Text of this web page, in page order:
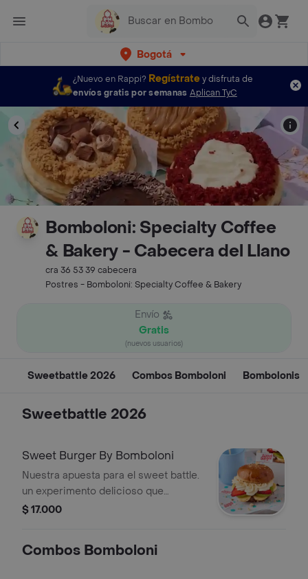
Bogotá
¿Nuevo en Rappi? Regístratey disfruta de
envíos gratis por semanas Aplican TyC
Bomboloni: Specialty Coffee
& Bakery - Cabecera del Llano
cra 36 53 39 cabecera
Postres - Bomboloni: Specialty Coffee & Bakery
Envío
Gratis
(nuevos usuarios)
Sweetbattle 2026 Combos Bomboloni Bombolonis
Sweetbattle 2026
Sweet Burger By Bomboloni
Nuestra apuesta para el sweet battle.
un experimento delicioso que
combina: masa artesanal súper
frosting de queso crema. toque final
$ 17.000
Combos Bomboloni